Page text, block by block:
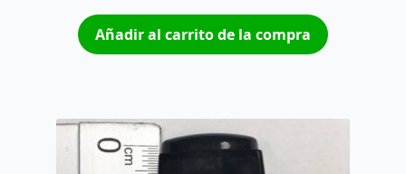
Añadir al carrito de la compra